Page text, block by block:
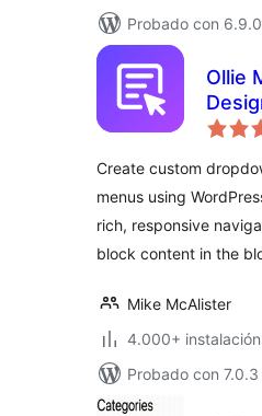
Probado con 6.9.0
Ollie
Create custom
menus using
rich, responsive
block content in the
Mike McAlister
4.000+
Probado con 7.0.3